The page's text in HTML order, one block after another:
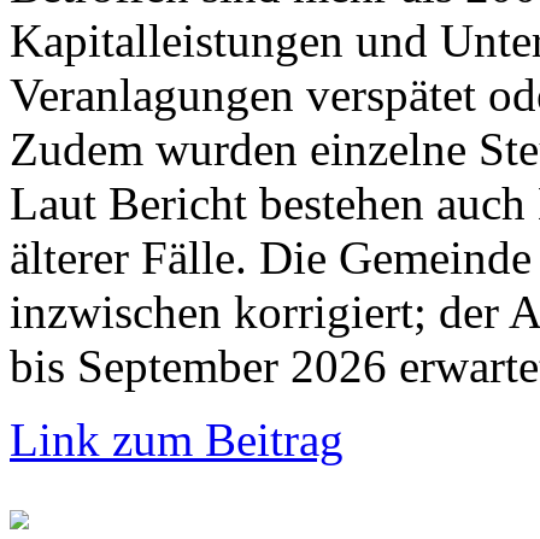
Kapitalleistungen und
Veranlagungen verspätet
Zudem wurden einzelne
Laut Bericht bestehen
älterer Fälle. Die
inzwischen korrigiert; der
bis September 2026
Link zum Beitrag